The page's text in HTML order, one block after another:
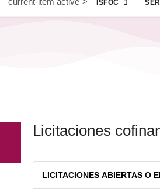
ISFOC
Licitaciones
LICITACIONES ABIERTAS O